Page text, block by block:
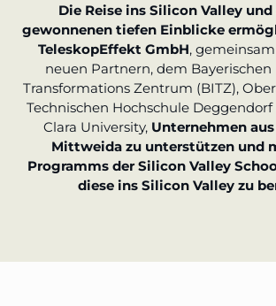
Die Reise ins Silicon Valley
gewonnenen tiefen Einblicke
TeleskopEffekt GmbH,
neuen Partnern, dem Bayerischen
Transformations Zentrum (BITZ),
Technischen Hochschule
Clara University, Unternehmen
Mittweida zu unterstützen und
Programms der Silicon Valley
diese ins Silicon Valley zu